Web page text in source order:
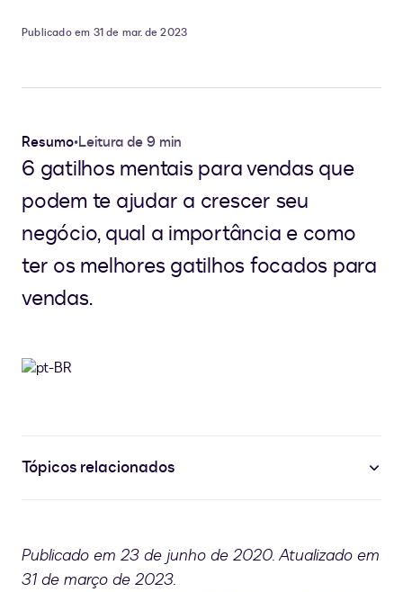
Publicado em 31 de mar. de 2023
Resumo•Leitura de 9 min
6 gatilhos mentais para vendas que
podem te ajudar a crescer seu
negócio, qual a importância e como
ter os melhores gatilhos focados para
vendas.
Tópicos relacionados
Publicado em 23 de junho de 2020. Atualizado em
31 de março de 2023.